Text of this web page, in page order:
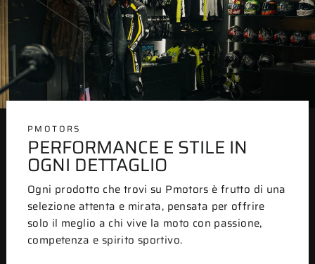
PMOTORS
PERFORMANCE E STILE IN
OGNI DETTAGLIO
Ogni prodotto che trovi su Pmotors è frutto di una
selezione attenta e mirata, pensata per offrire
solo il meglio a chi vive la moto con passione,
competenza e spirito sportivo.